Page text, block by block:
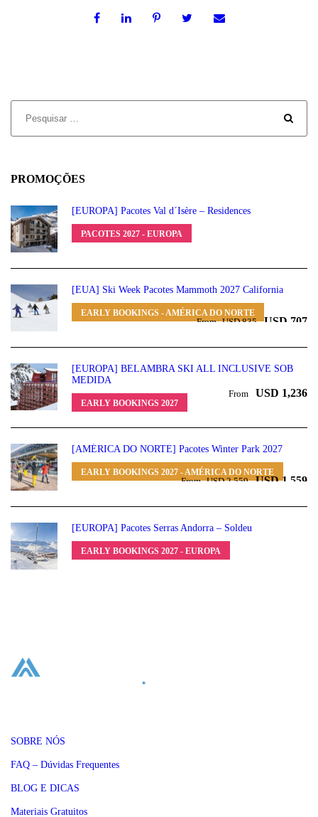
PROMOÇÕES
[EUROPA] Pacotes Val d´Isère – Residences
PACOTES 2027 - EUROPA
[EUA] Ski Week Pacotes Mammoth 2027 California
EARLY BOOKINGS - AMÉRICA DO NORTE
From USD 835 USD 707
[EUROPA] BELAMBRA SKI ALL INCLUSIVE SOB
MEDIDA
EARLY BOOKINGS 2027
From USD 1,236
[AMÉRICA DO NORTE] Pacotes Winter Park 2027
EARLY BOOKINGS 2027 - AMÉRICA DO NORTE
From USD 2,559 USD 1,559
[EUROPA] Pacotes Serras Andorra – Soldeu
EARLY BOOKINGS 2027 - EUROPA
SOBRE NÓS
FAQ – Dúvidas Frequentes
BLOG E DICAS
Materiais Gratuitos